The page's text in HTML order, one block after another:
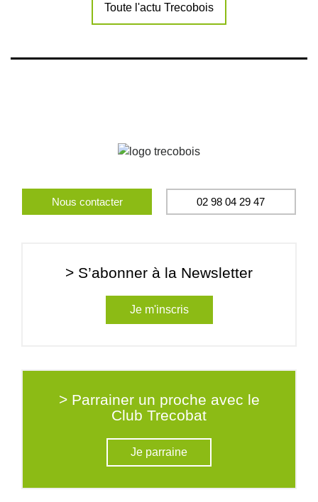
Toute l'actu Trecobois
Nous contacter 02 98 04 29 47
> S’abonner à la Newsletter
Je m'inscris
> Parrainer un proche avec le
Club Trecobat
Je parraine